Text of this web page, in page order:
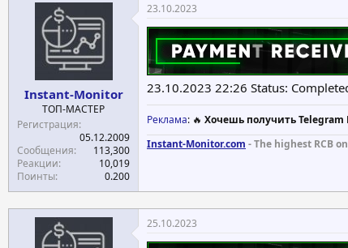
Instant-Monitor
ТОП-МАСТЕР
Регистрация
05.12.2009
Сообщения
113,300
Реакции
10,019
Поинты
0.200
23.10.2023
23.10.2023 22:26 Status:
Реклама: 🔥 Хочешь получить Telegram
Instant-Monitor.com - The highest RCB
25.10.2023